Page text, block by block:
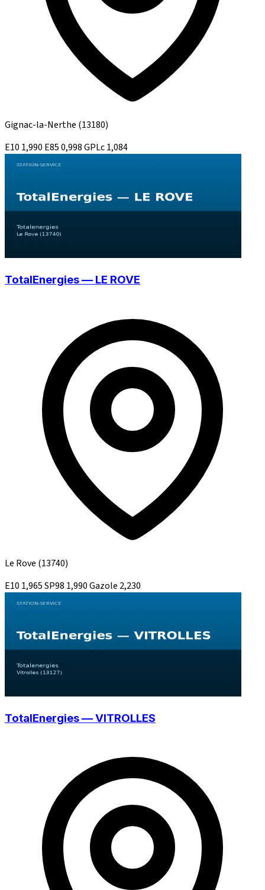
Gignac-la-Nerthe (13180)
E10 1,990 E850,998GPLc1,084
TotalEnergies — LE ROVE
Le Rove (13740)
E10 1,965SP98 1,990Gazole 2,230
TotalEnergies — VITROLLES